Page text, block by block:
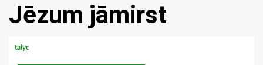
Jēzum jāmirst
talyc